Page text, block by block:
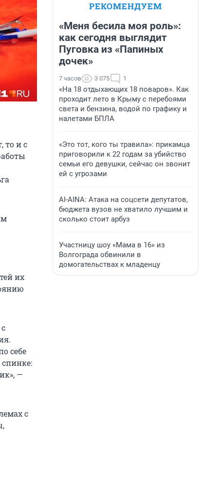
то и с
их
себе
—
с
РЕКОМЕНДУЕМ
«Меня бесила моя роль»:
как сегодня выглядит
Пуговка из «Папиных
дочек»
7 часов 3 075 1
«На 18 отдыхающих 18 поваров». Как
проходит лето в Крыму с перебоями
света и бензина, водой по графику и
налетами БПЛА
«Это тот, кого ты травила»: прикамца
приговорили к 22 годам за убийство
семьи его девушки, сейчас он звонит
ей с угрозами
AI-AINA: Атака на соцсети депутатов,
бюджета вузов не хватило лучшим и
сколько стоит арбуз
Участницу шоу «Мама в 16» из
Волгограда обвинили в
домогательствах к младенцу